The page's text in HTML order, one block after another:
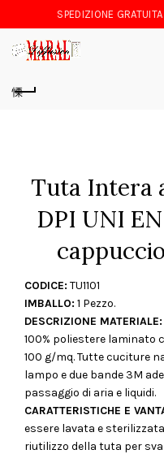
SPEDIZIONE
Tuta Intera
DPI UNI
CODICE: TU1101
IMBALLO: 1 Pezzo.
DESCRIZIONE MATERIALE:
100% poliestere laminato
100 g/mq. Tutte cuciture
lampo e due bande 3M
passaggio di aria e liquidi.
CARATTERISTICHE E
essere lavata e
riutilizzo della tuta per